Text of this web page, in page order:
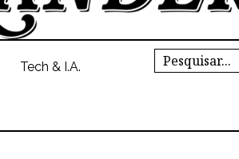
Tech & I.A.
Search